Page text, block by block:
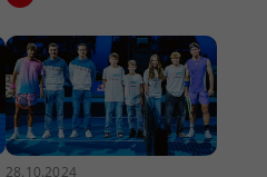
28.10.2024